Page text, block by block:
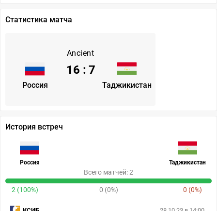
Статистика матча
Ancient
Россия Таджикистан
16 : 7
История встреч
Россия Таджикистан
Всего матчей: 2
2 (100%) 0 (0%) 0 (0%)